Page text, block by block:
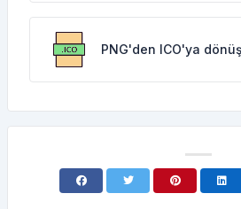
PNG'den ICO'ya